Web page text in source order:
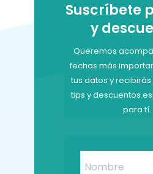
Suscríbete
y
Queremos
fechas más
tus datos y
tips y descuentos
para tí.